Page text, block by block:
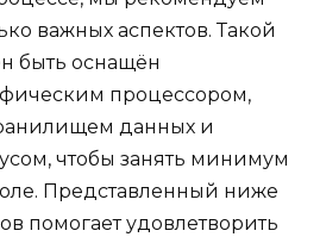
важных аспектов. Такой
быть оснащён
процессором,
данных и
чтобы занять минимум
Представленный ниже
помогает удовлетворить